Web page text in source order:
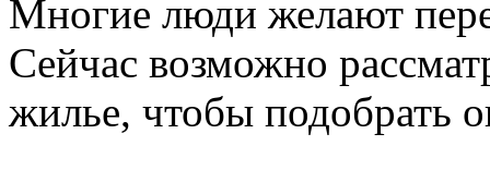
Многие люди желают
Сейчас возможно
жилье, чтобы подобрать